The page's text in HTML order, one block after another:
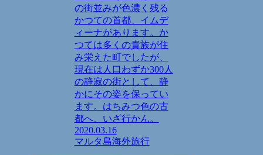
の街並みが色濃く残る
かつての首都、イムデ
ィーナがあります。か
つては多くの貴族が住
み栄えた町でしたが、
現在は人口わずか300人
の静寂の街として、静
かにその姿を保ってい
ます。はちみつ色の古
都へ、いざ行かん。
2020.03.16
マルタ島海外旅行